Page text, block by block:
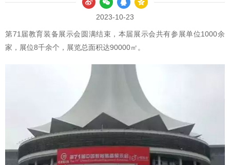
2023-10-23
第71届教育装备展示会圆满结束，本届展示会共有参展单位1000余
家，展位8千余个，展览总面积达90000㎡。